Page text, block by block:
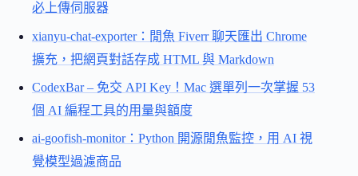
必上傳伺服器
xianyu-chat-exporter：閒魚 Fiverr 聊天匯出 Chrome
擴充，把網頁對話存成 HTML 與 Markdown
CodexBar – 免交 API Key！Mac 選單列一次掌握 53
個 AI 編程工具的用量與額度
ai-goofish-monitor：Python 開源閒魚監控，用 AI 視
覺模型過濾商品